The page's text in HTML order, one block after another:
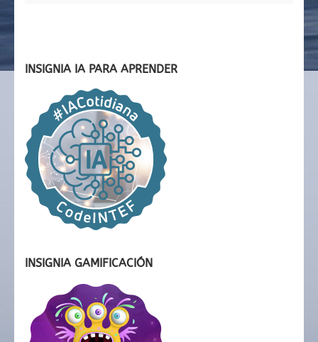
INSIGNIA IA PARA APRENDER
INSIGNIA GAMIFICACIÓN